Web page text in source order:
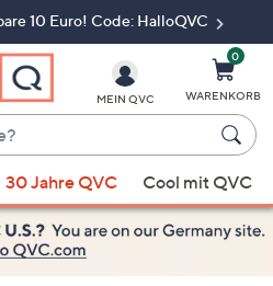
10 Euro! Code: HalloQVC
MEIN QVC
0
WARENKORB
30 Jahre QVC Cool mit QVC